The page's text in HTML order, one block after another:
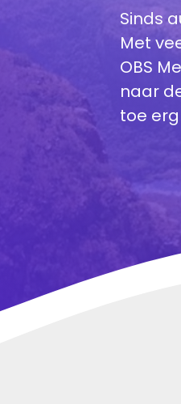
Sinds
Met
OBS
naar
toe